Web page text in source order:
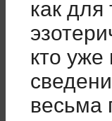
как для
кто уже
весьма